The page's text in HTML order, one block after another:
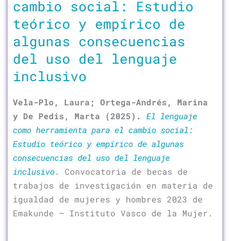
cambio social: Estudio
teórico y empírico de
algunas consecuencias
del uso del lenguaje
inclusivo
Vela-Plo, Laura; Ortega-Andrés, Marina
y De Pedis, Marta (2025).
El lenguaje
como herramienta para el cambio social:
Estudio teórico y empírico de algunas
consecuencias del uso del lenguaje
inclusivo. Convocatoria de becas de
trabajos de investigación en materia de
igualdad de mujeres y hombres 2023 de
Emakunde – Instituto Vasco de la Mujer.